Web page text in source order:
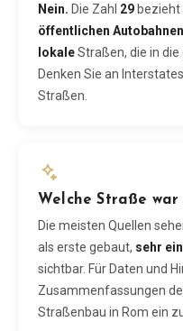
Nein. Die Zahl 29bezieht
öffentlichen Autobahnen
lokaleStraßen, die in
Denken Sie an
Straßen.
Welche Straße
Die meisten Quellen
als erste gebaut, sehr
sichtbar. Für Daten und
Zusammenfassungen
Straßenbau in Rom ein